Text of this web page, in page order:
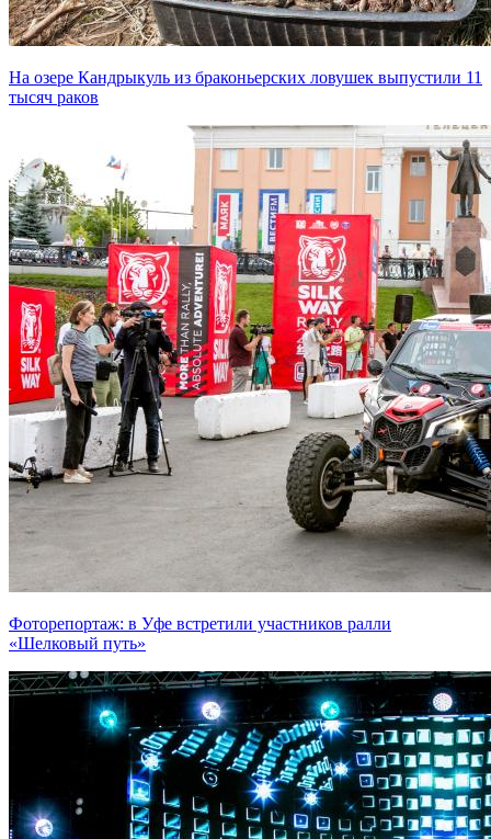
На озере Кандрыкуль из браконьерских ловушек выпустили 11
тысяч раков
Фоторепортаж: в Уфе встретили участников ралли
«Шелковый путь»